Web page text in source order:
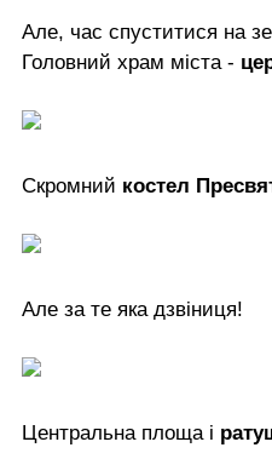
Але, час спуститися на
Головний храм міста -
Скромний костел
Але за те яка дзвіниця!
Центральна площа і